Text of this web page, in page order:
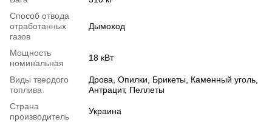
Способ отвода
отработанных
газов
Дымоход
Мощность
номинальная
18 кВт
Виды твердого
топлива
Дрова, Опилки, Брикеты, Каменный уголь,
Антрацит, Пеллеты
Страна
производитель
Украина